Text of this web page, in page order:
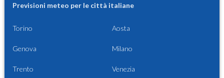
Previsioni meteo per le città italiane
Torino Aosta
Genova Milano
Trento Venezia